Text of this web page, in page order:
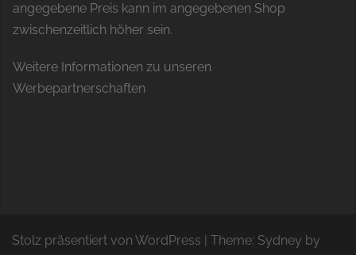
angegebene Preis kann im angegebenen Shop
zwischenzeitlich höher sein.
Weitere Informationen zu unseren
Werbepartnerschaften
Stolz präsentiert von WordPress | Theme: Sydney by